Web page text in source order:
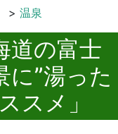
温泉
道の富士
に”湯った
スメ」